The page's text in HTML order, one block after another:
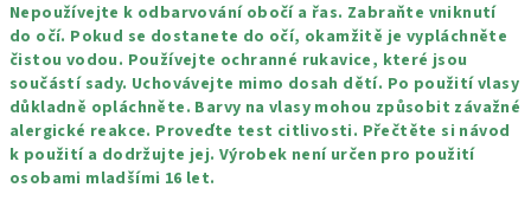
Nepoužívejte k odbarvování obočí a řas. Zabraňte vniknutí
do očí. Pokud se dostanete do očí, okamžitě je vypláchněte
čistou vodou. Používejte ochranné rukavice, které jsou
součástí sady. Uchovávejte mimo dosah dětí. Po použití vlasy
důkladně opláchněte. Barvy na vlasy mohou způsobit závažné
alergické reakce. Proveďte test citlivosti. Přečtěte si návod
k použití a dodržujte jej. Výrobek není určen pro použití
osobami mladšími 16 let.